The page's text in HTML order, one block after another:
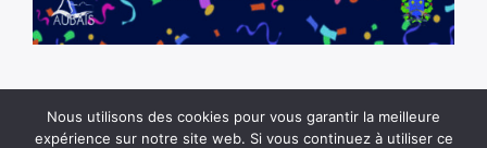
Nous utilisons des cookies pour vous garantir la meilleure
expérience sur notre site web. Si vous continuez à utiliser ce